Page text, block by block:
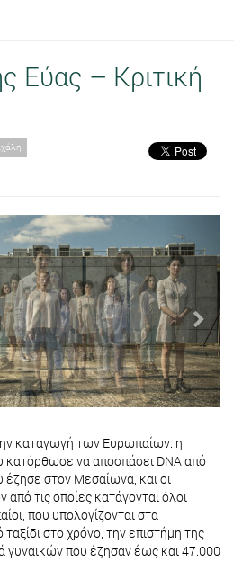
Εύας – Κριτική
καταγωγή των Ευρωπαίων: η
κατόρθωσε να αποσπάσει DNA από
στον Μεσαίωνα, και οι
τις οποίες κατάγονται όλοι
που υπολογίζονται στα
στο χρόνο, την επιστήμη της
γυναικών που έζησαν έως και 47.000